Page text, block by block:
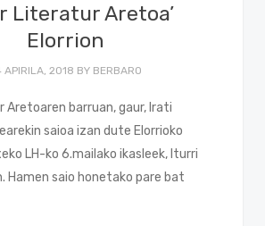
Literatur Aretoa’
Elorrion
APIRILA, 2018 BY BERBARO
Aretoaren barruan, gaur, Irati
saioa izan dute Elorrioko
LH-ko 6.mailako ikasleek, Iturri
Hamen saio honetako pare bat